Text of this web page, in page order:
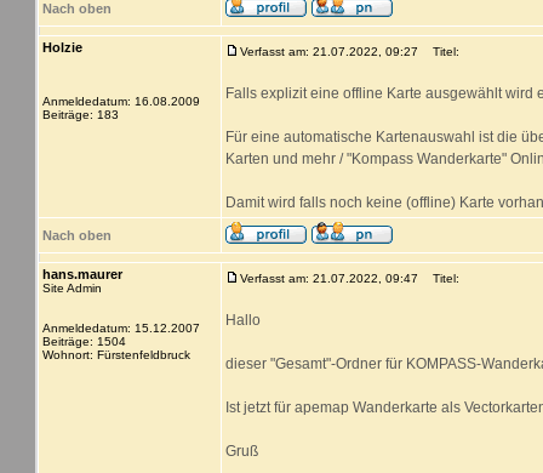
Nach oben
Holzie
Anmeldedatum: 16.08.2009
Beiträge: 183
Verfasst am: 21.07.2022, 09:27 Titel:
Falls explizit eine offline Karte ausgewählt wird
Für eine automatische Kartenauswahl ist die
Karten und mehr / "Kompass Wanderkarte"
Damit wird falls noch keine (offline) Karte
Nach oben
hans.maurer
Site Admin
Anmeldedatum: 15.12.2007
Beiträge: 1504
Wohnort: Fürstenfeldbruck
Verfasst am: 21.07.2022, 09:47 Titel:
Hallo
dieser "Gesamt"-Ordner für KOMPASS-
Ist jetzt für apemap Wanderkarte als
Gruß